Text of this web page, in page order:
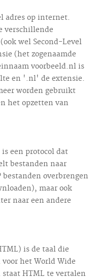
adres op internet.
verschillende
wel Second-Level
(het zogenaamde
voorbeeld.nl is
en '.nl' de extensie.
worden gebruikt
het opzetten van
een protocol dat
bestanden naar
overbrengen
maar ook
naar een andere
is de taal die
het World Wide
HTML te vertalen